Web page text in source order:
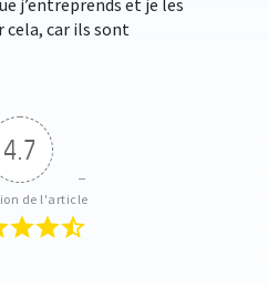
j’entreprends et je les
cela, car ils sont
4.7
de l'article